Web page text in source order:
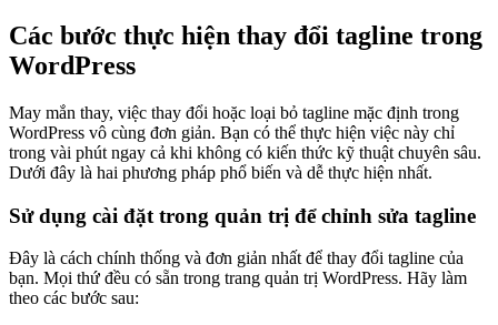
Các bước thực hiện thay đổi tagline trong
WordPress
May mắn thay, việc thay đổi hoặc loại bỏ tagline mặc định trong
WordPress vô cùng đơn giản. Bạn có thể thực hiện việc này chỉ
trong vài phút ngay cả khi không có kiến thức kỹ thuật chuyên sâu.
Dưới đây là hai phương pháp phổ biến và dễ thực hiện nhất.
Sử dụng cài đặt trong quản trị để chỉnh sửa tagline
Đây là cách chính thống và đơn giản nhất để thay đổi tagline của
bạn. Mọi thứ đều có sẵn trong trang quản trị WordPress. Hãy làm
theo các bước sau: